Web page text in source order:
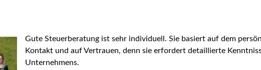
Gute Steuerberatung ist sehr individuell. Sie basiert auf dem
Kontakt und auf Vertrauen, denn sie erfordert detaillierte
Unternehmens.